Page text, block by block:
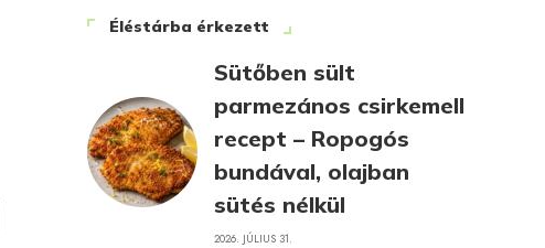
Éléstárba érkezett
Sütőben sült
parmezános csirkemell
recept – Ropogós
bundával, olajban
sütés nélkül
2026. JÚLIUS 31.